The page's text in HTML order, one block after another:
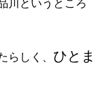
川というところ
らしく、 ひとま